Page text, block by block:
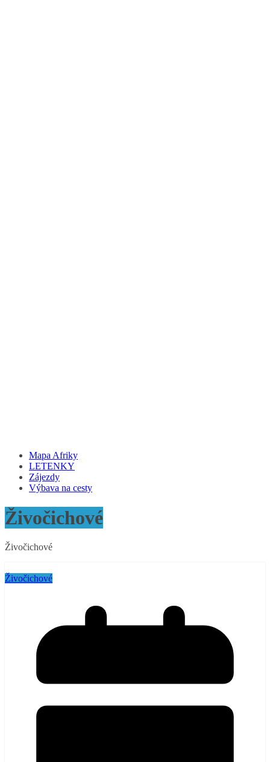
Mapa Afriky
LETENKY
Zájezdy
Výbava na cesty
Živočichové
Živočichové
Živočichové